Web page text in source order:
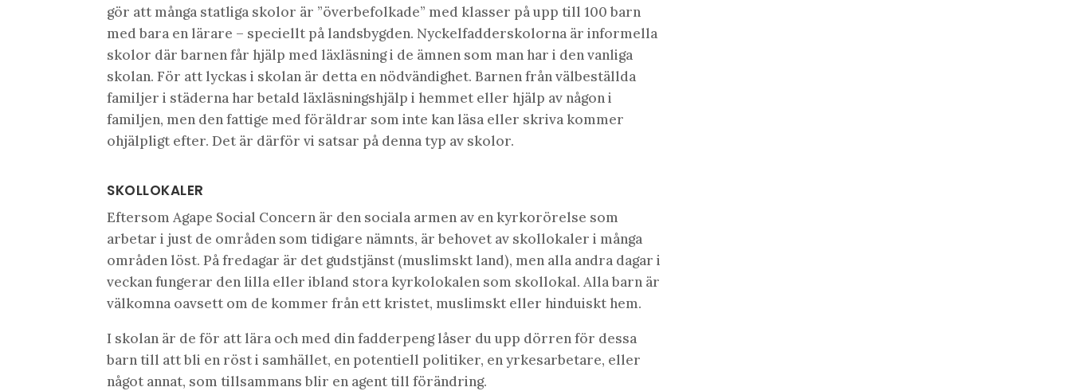
gör att många statliga skolor är ”överbefolkade” med klasser på upp till 100 barn
med bara en lärare – speciellt på landsbygden. Nyckelfadderskolorna är informella
skolor där barnen får hjälp med läxläsning i de ämnen som man har i den vanliga
skolan. För att lyckas i skolan är detta en nödvändighet. Barnen från välbeställda
familjer i städerna har betald läxläsningshjälp i hemmet eller hjälp av någon i
familjen, men den fattige med föräldrar som inte kan läsa eller skriva kommer
ohjälpligt efter. Det är därför vi satsar på denna typ av skolor.
SKOLLOKALER
Eftersom Agape Social Concern är den sociala armen av en kyrkorörelse som
arbetar i just de områden som tidigare nämnts, är behovet av skollokaler i många
områden löst. På fredagar är det gudstjänst (muslimskt land), men alla andra dagar i
veckan fungerar den lilla eller ibland stora kyrkolokalen som skollokal. Alla barn är
välkomna oavsett om de kommer från ett kristet, muslimskt eller hinduiskt hem.
I skolan är de för att lära och med din fadderpeng låser du upp dörren för dessa
barn till att bli en röst i samhället, en potentiell politiker, en yrkesarbetare, eller
något annat, som tillsammans blir en agent till förändring.